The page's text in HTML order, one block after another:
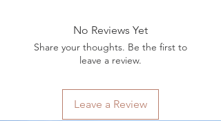
No Reviews Yet
Share your thoughts. Be the first to
leave a review.
Leave a Review